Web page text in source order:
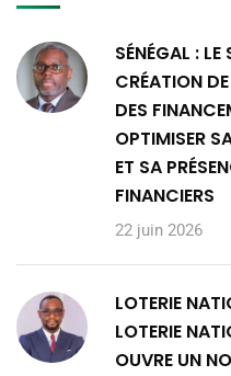
SÉNÉGAL :
CRÉATION
DES
OPTIMISER
ET SA
FINANCIERS
22 juin 2026
LOTERIE
LOTERIE
OUVRE UN